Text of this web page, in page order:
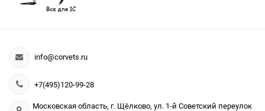
info@corvets.ru
+7(495)120-99-28
Московская область, г. Щёлково, ул. 1-й Советский переулок